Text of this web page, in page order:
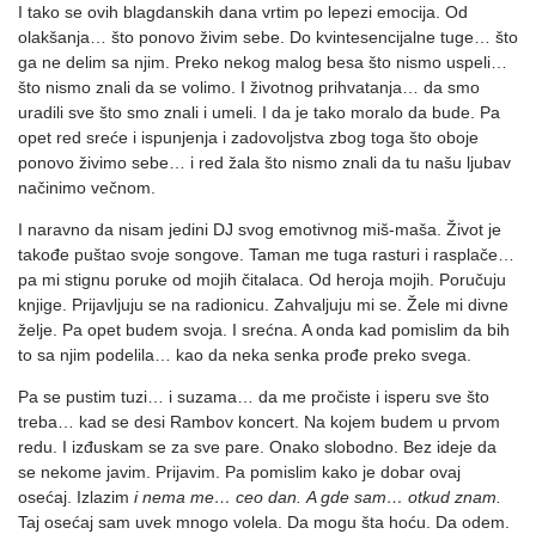
I tako se ovih blagdanskih dana vrtim po lepezi emocija. Od
olakšanja… što ponovo živim sebe. Do kvintesencijalne tuge… što
ga ne delim sa njim. Preko nekog malog besa što nismo uspeli…
što nismo znali da se volimo. I životnog prihvatanja… da smo
uradili sve što smo znali i umeli. I da je tako moralo da bude. Pa
opet red sreće i ispunjenja i zadovoljstva zbog toga što oboje
ponovo živimo sebe… i red žala što nismo znali da tu našu ljubav
načinimo večnom.
I naravno da nisam jedini DJ svog emotivnog miš-maša. Život je
takođe puštao svoje songove. Taman me tuga rasturi i rasplače…
pa mi stignu poruke od mojih čitalaca. Od heroja mojih. Poručuju
knjige. Prijavljuju se na radionicu. Zahvaljuju mi se. Žele mi divne
želje. Pa opet budem svoja. I srećna. A onda kad pomislim da bih
to sa njim podelila… kao da neka senka prođe preko svega.
Pa se pustim tuzi… i suzama… da me pročiste i isperu sve što
treba… kad se desi Rambov koncert. Na kojem budem u prvom
redu. I izđuskam se za sve pare. Onako slobodno. Bez ideje da
se nekome javim. Prijavim. Pa pomislim kako je dobar ovaj
osećaj. Izlazim i nema me… ceo dan. A gde sam… otkud znam.
Taj osećaj sam uvek mnogo volela. Da mogu šta hoću. Da odem.